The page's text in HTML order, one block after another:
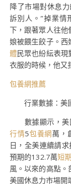
降了市場對休息
訴別人。”掉業情
下，跟著眾人往他
娘被餵生餃子。西
體民眾也紛紜表
衣服的時候，他又
包養網推薦
行業數據：美
數據顯示，美
行情5包養網萬，
日，全美連續請
預期的132.7萬短
風。以來的高點。
美國休息力市場開